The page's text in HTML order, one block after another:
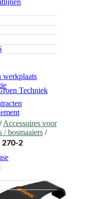
werkplaats
Techniek
/Accessoires voor
/ bosmaaiers /
270-2